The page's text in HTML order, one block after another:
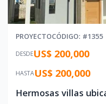
PROYECTOCÓDIGO: #1355
DESDEUS$ 200,000
HASTAUS$ 200,000
Hermosas villas